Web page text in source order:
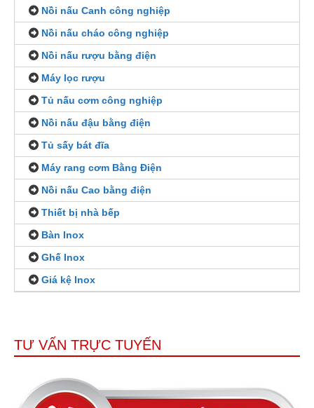
Nồi nấu Canh công nghiệp
Nồi nấu cháo công nghiệp
Nồi nấu rượu bằng điện
Máy lọc rượu
Tủ nấu cơm công nghiệp
Nồi nấu đậu bằng điện
Tủ sấy bát đĩa
Máy rang cơm Bằng Điện
Nồi nấu Cao bằng điện
Thiết bị nhà bếp
Bàn Inox
Ghế Inox
Giá kệ Inox
TƯ VẤN TRỰC TUYẾN